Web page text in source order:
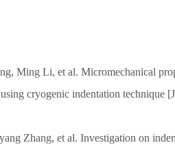
Ming Li, et al. Micromechanical
cryogenic indentation technique
Zhang, et al. Investigation on